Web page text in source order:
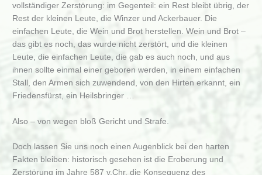
vollständiger Zerstörung: im Gegenteil: ein Rest bleibt übrig, der
Rest der kleinen Leute, die Winzer und Ackerbauer. Die
einfachen Leute, die Wein und Brot herstellen. Wein und Brot –
das gibt es noch, das wurde nicht zerstört, und die kleinen
Leute, die einfachen Leute, die gab es auch noch, und aus
ihnen sollte einmal einer geboren werden, in einem einfachen
Stall, den Armen sich zuwendend, von den Hirten erkannt, ein
Friedensfürst, ein Heilsbringer …
Also – von wegen bloß Gericht und Strafe.
Doch lassen Sie uns noch einen Augenblick bei den harten
Fakten bleiben: historisch gesehen ist die Eroberung und
Zerstörung im Jahre 587 v.Chr. die Konsequenz des